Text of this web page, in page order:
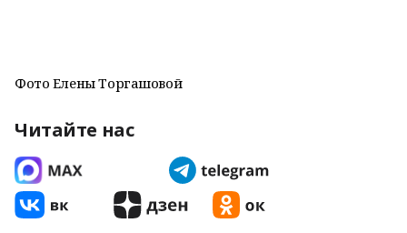
Фото Елены Торгашовой
Читайте нас